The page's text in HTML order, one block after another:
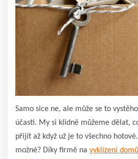
Samo sice ne, ale může se to
účasti. My si klidně můžeme dělat,
přijít až když už je to všechno
možné? Díky firmě na vyklízení domů